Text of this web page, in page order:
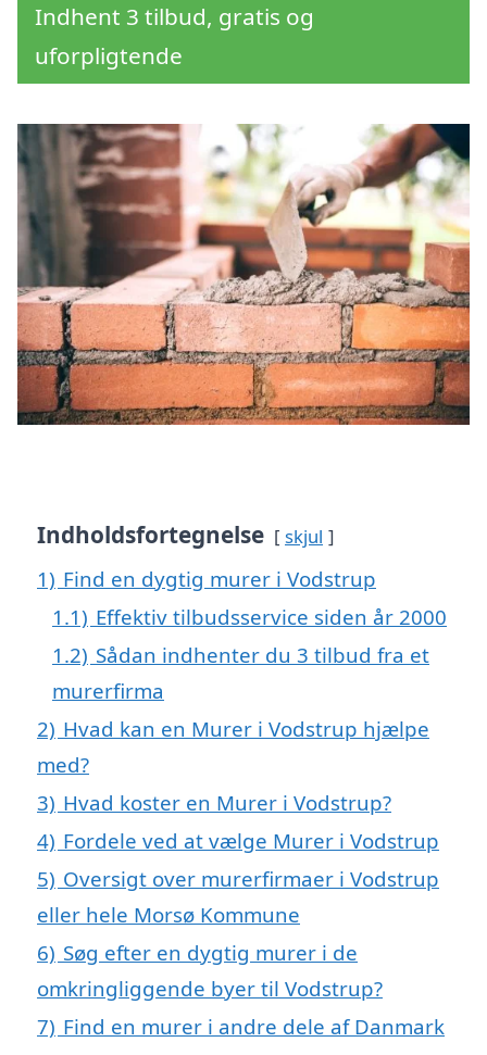
Indhent 3 tilbud, gratis og
uforpligtende
Indholdsfortegnelse skjul
1) Find en dygtig murer i Vodstrup
1.1) Effektiv tilbudsservice siden år 2000
1.2) Sådan indhenter du 3 tilbud fra et
murerfirma
2) Hvad kan en Murer i Vodstrup hjælpe
med?
3) Hvad koster en Murer i Vodstrup?
4) Fordele ved at vælge Murer i Vodstrup
5) Oversigt over murerfirmaer i Vodstrup
eller hele Morsø Kommune
6) Søg efter en dygtig murer i de
omkringliggende byer til Vodstrup?
7) Find en murer i andre dele af Danmark